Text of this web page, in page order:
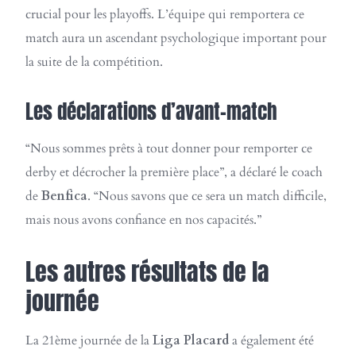
crucial pour les playoffs. L’équipe qui remportera ce
match aura un ascendant psychologique important pour
la suite de la compétition.
Les déclarations d’avant-match
“Nous sommes prêts à tout donner pour remporter ce
derby et décrocher la première place”, a déclaré le coach
deBenfica. “Nous savons que ce sera un match difficile,
mais nous avons confiance en nos capacités.”
Les autres résultats de la
journée
La 21ème journée de laLiga Placarda également été